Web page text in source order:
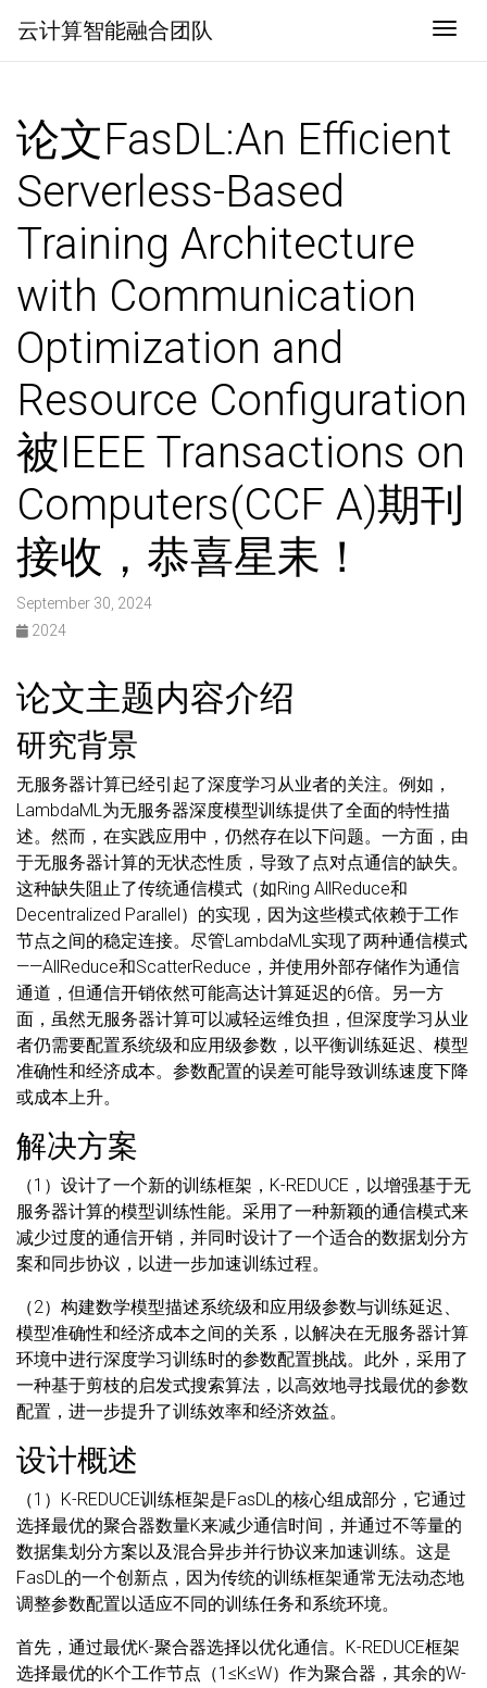
云计算智能融合团队
论文FasDL:An Efficient
Serverless-Based
Training Architecture
with Communication
Optimization and
Resource Configuration
被IEEE Transactions on
Computers(CCF A)期刊
接收，恭喜星耒！
September 30, 2024
2024
论文主题内容介绍
研究背景
无服务器计算已经引起了深度学习从业者的关注。例如，
LambdaML为无服务器深度模型训练提供了全面的特性描
述。然而，在实践应用中，仍然存在以下问题。一方面，由
于无服务器计算的无状态性质，导致了点对点通信的缺失。
这种缺失阻止了传统通信模式（如Ring AllReduce和
Decentralized Parallel）的实现，因为这些模式依赖于工作
节点之间的稳定连接。尽管LambdaML实现了两种通信模式
——AllReduce和ScatterReduce，并使用外部存储作为通信
通道，但通信开销依然可能高达计算延迟的6倍。另一方
面，虽然无服务器计算可以减轻运维负担，但深度学习从业
者仍需要配置系统级和应用级参数，以平衡训练延迟、模型
准确性和经济成本。参数配置的误差可能导致训练速度下降
或成本上升。
解决方案
（1）设计了一个新的训练框架，K-REDUCE，以增强基于无
服务器计算的模型训练性能。采用了一种新颖的通信模式来
减少过度的通信开销，并同时设计了一个适合的数据划分方
案和同步协议，以进一步加速训练过程。
（2）构建数学模型描述系统级和应用级参数与训练延迟、
模型准确性和经济成本之间的关系，以解决在无服务器计算
环境中进行深度学习训练时的参数配置挑战。此外，采用了
一种基于剪枝的启发式搜索算法，以高效地寻找最优的参数
配置，进一步提升了训练效率和经济效益。
设计概述
（1）K-REDUCE训练框架是FasDL的核心组成部分，它通过
选择最优的聚合器数量K来减少通信时间，并通过不等量的
数据集划分方案以及混合异步并行协议来加速训练。这是
FasDL的一个创新点，因为传统的训练框架通常无法动态地
调整参数配置以适应不同的训练任务和系统环境。
首先，通过最优K-聚合器选择以优化通信。K-REDUCE框架
选择最优的K个工作节点（1≤K≤W）作为聚合器，其余的W-